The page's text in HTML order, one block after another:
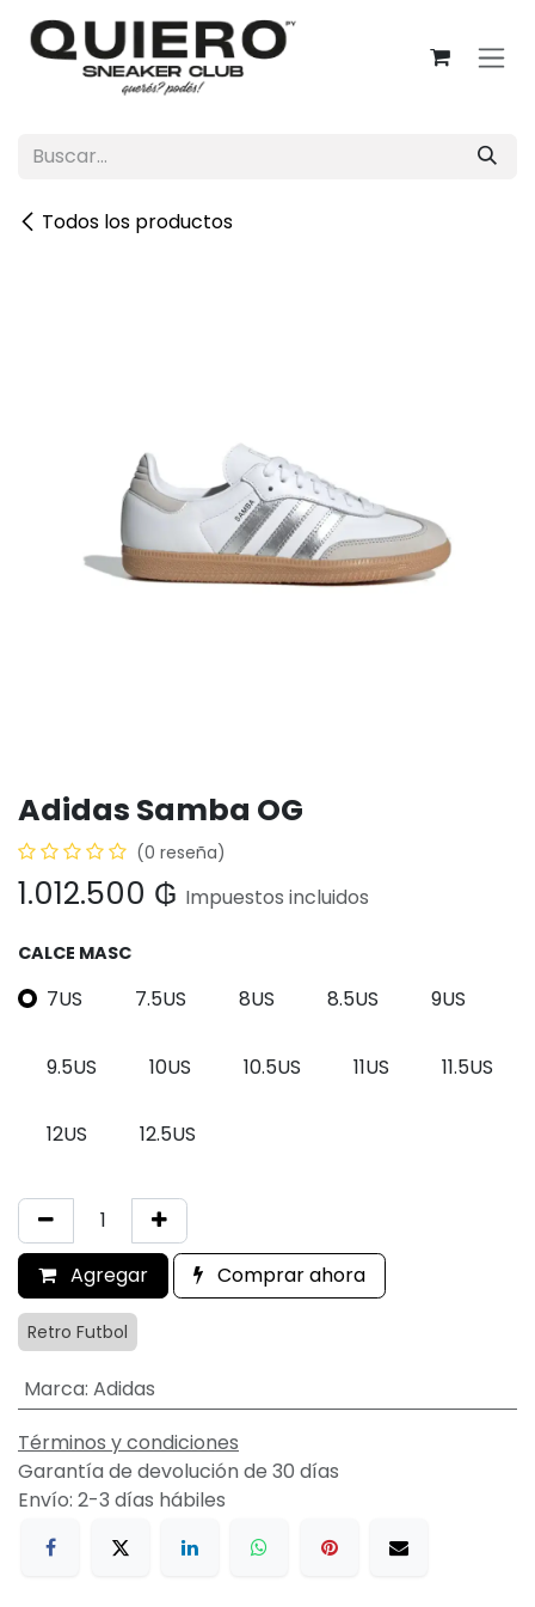
Ir al contenido
Todos los productos
Adidas Samba OG
(0 reseña)
1.012.500 ₲ Impuestos incluidos
CALCE MASC
7US 7.5US 8US 8.5US 9US
9.5US 10US 10.5US 11US 11.5US
12US 12.5US
Agregar Comprar ahora
Retro Futbol
Marca: Adidas
Términos y condiciones
Garantía de devolución de 30 días
Envío: 2-3 días hábiles